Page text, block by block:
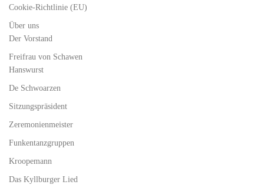
Cookie-Richtlinie (EU)
Über uns
Der Vorstand
Freifrau von Schawen
Hanswurst
De Schwoarzen
Sitzungspräsident
Zeremonienmeister
Funkentanzgruppen
Kroopemann
Das Kyllburger Lied